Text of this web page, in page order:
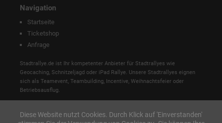
Navigation
Startseite
Ticketshop
Anfrage
Stadtrallye.de ist Ihr kompetenter Anbieter für Stadtrallyes wie
Geocaching, Schnitzeljagd oder iPad Rallye. Unsere Stadtrallyes eignen
sich als Teamevent, Teambuilding, Incentive, Weihnachtsfeier oder
Betriebsausflug.
Diese Website nutzt Cookies. Durch Klick auf 'Einverstanden'